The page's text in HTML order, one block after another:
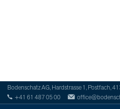
Bodenschatz AG, Hardstrasse 1, Postfach,
+41 61 487 05 00